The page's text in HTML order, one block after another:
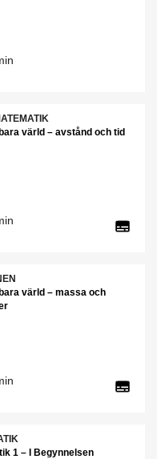
värld – avstånd och tid
värld – massa och
1 – I Begynnelsen